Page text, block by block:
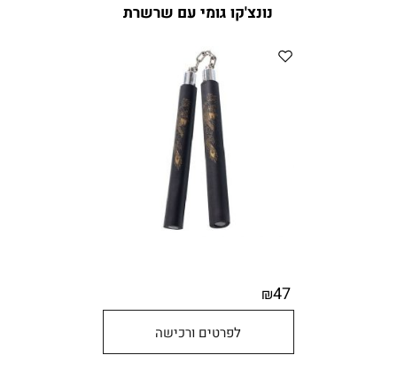
נונצ'קו גומי עם שרשרת
₪47
לפרטים ורכישה